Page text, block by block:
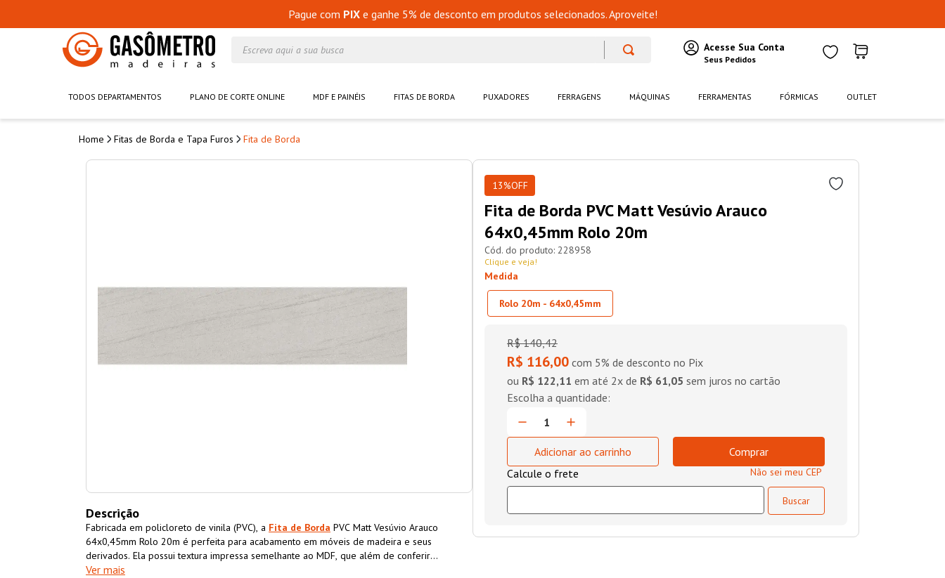
Pague com PIXe ganhe 5% de desconto em produtos selecionados. Aproveite!
TODOS DEPARTAMENTOS PLANO DE CORTE ONLINE MDF E PAINÉIS FITAS DE BORDA PUXADORES FERRAGENS MÁQUINAS FERRAMENTAS FÓRMICAS OUTLET
Fitas de Borda e Tapa Furos Fita de Borda
Descrição
Fabricada em policloreto de vinila (PVC), a Fita de Borda PVC Matt Vesúvio Arauco
64x0,45mm Rolo 20m é perfeita para acabamento em móveis de madeira e seus
derivados. Ela possui textura impressa semelhante ao MDF, que além de conferir
acabamento superior ao móvel também impermeabiliza o material, aumentando sua
Ver mais
13%OFF
Fita de Borda PVC Matt Vesúvio Arauco
64x0,45mm Rolo 20m
228958
Clique e veja!
Medida
Rolo 20m - 64x0,45mm
R$ 140,42
R$ 116,00 com 5% de desconto no Pix
ou R$ 122,11 em até 2x de R$ 61,05 sem juros no cartão
Adicionar ao carrinho Comprar
Não sei meu CEP